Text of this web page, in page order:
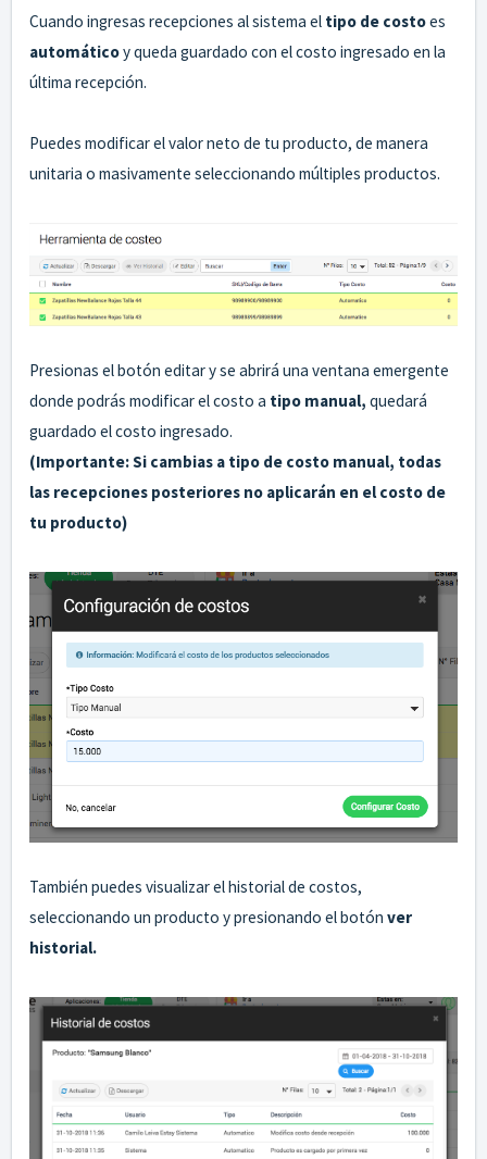
Cuando ingresas recepciones al sistema el tipo de costoes
automáticoy queda guardado con el costo ingresado en la
última recepción.
Puedes modificar el valor neto de tu producto, de manera
unitaria o masivamente seleccionando múltiples productos.
Presionas el botón editar y se abrirá una ventana emergente
donde podrás modificar el costo a tipo manual, quedará
guardado el costo ingresado.
(Importante: Si cambias a tipo de costo manual, todas
las recepciones posteriores no aplicarán en el costo de
tu producto)
También puedes visualizar el historial de costos,
seleccionando un producto y presionando el botón ver
historial.